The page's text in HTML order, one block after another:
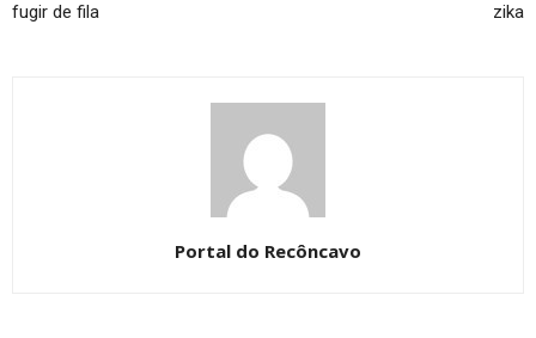
fugir de fila
zika
Portal do Recôncavo